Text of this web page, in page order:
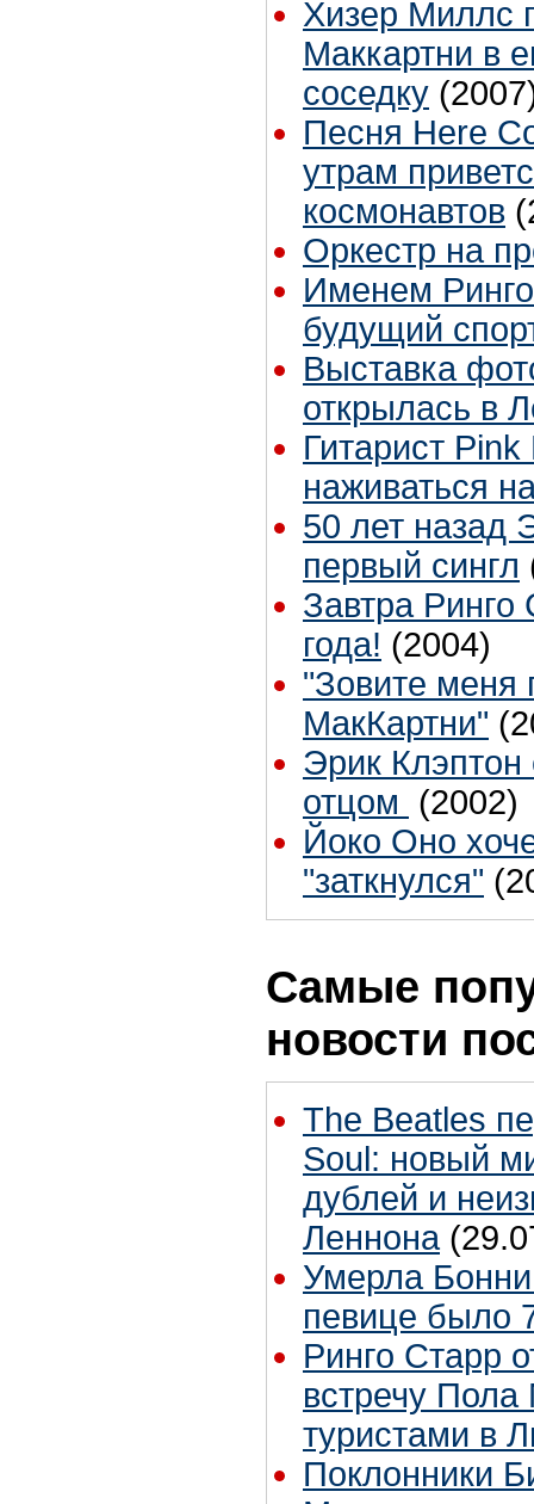
Хизер Миллс
Маккартни в
соседку
Песня Here
утрам
космонавтов
Оркестр на
Именем
будущий
Выставка
открылась в
Гитарист
наживаться
50 лет назад
первый сингл
Завтра Ринго
года! (2004)
"Зовите меня
МакКартни"
Эрик Клэптон
отцом (2002)
Йоко Оно
"заткнулся"
Самые
новости
The Beatles
Soul: новый
дублей и
Леннона
Умерла
певице было
Ринго Старр
встречу Пола
туристами в
Поклонники